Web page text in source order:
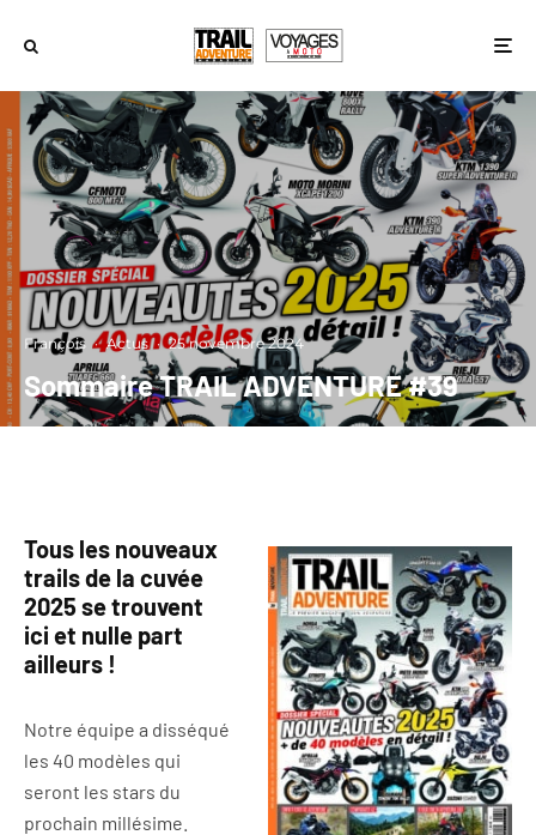
François · Actus · 25 novembre 2024
Sommaire TRAIL ADVENTURE #39
Tous les nouveaux
trails de la cuvée
2025 se trouvent
ici et nulle part
ailleurs !
Notre équipe a disséqué
les 40 modèles qui
seront les stars du
prochain millésime.